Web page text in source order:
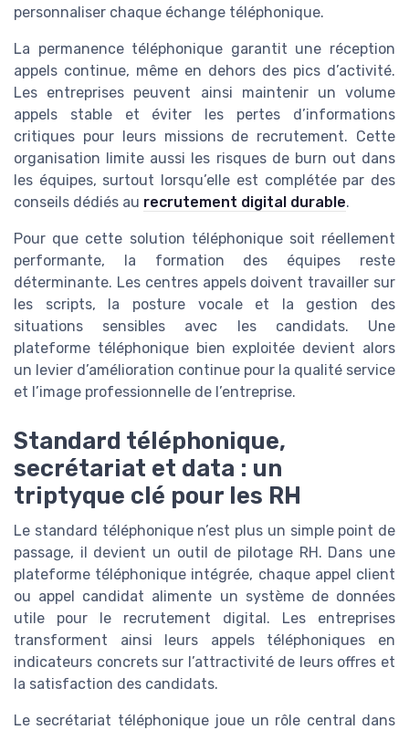
personnaliser chaque échange téléphonique.
La permanence téléphonique garantit une réception
appels continue, même en dehors des pics d’activité.
Les entreprises peuvent ainsi maintenir un volume
appels stable et éviter les pertes d’informations
critiques pour leurs missions de recrutement. Cette
organisation limite aussi les risques de burn out dans
les équipes, surtout lorsqu’elle est complétée par des
conseils dédiés au recrutement digital durable.
Pour que cette solution téléphonique soit réellement
performante, la formation des équipes reste
déterminante. Les centres appels doivent travailler sur
les scripts, la posture vocale et la gestion des
situations sensibles avec les candidats. Une
plateforme téléphonique bien exploitée devient alors
un levier d’amélioration continue pour la qualité service
et l’image professionnelle de l’entreprise.
Standard téléphonique,
secrétariat et data : un
triptyque clé pour les RH
Le standard téléphonique n’est plus un simple point de
passage, il devient un outil de pilotage RH. Dans une
plateforme téléphonique intégrée, chaque appel client
ou appel candidat alimente un système de données
utile pour le recrutement digital. Les entreprises
transforment ainsi leurs appels téléphoniques en
indicateurs concrets sur l’attractivité de leurs offres et
la satisfaction des candidats.
Le secrétariat téléphonique joue un rôle central dans